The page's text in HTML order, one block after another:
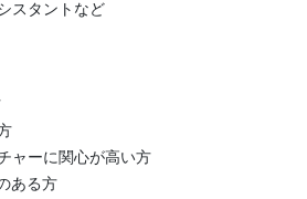
スタントなど
ャーに関心が高い方
ある方